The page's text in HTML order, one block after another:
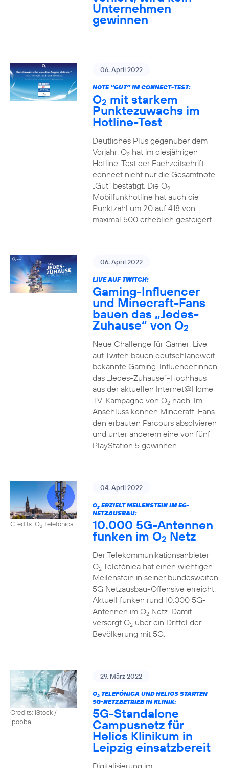
Unternehmen
gewinnen
06. April 2022
NOTE “GUT” IM CONNECT-TEST:
O2 mit starkem
Punktezuwachs im
Hotline-Test
Deutliches Plus gegenüber dem
Vorjahr: O2hat im diesjährigen
Hotline-Test der Fachzeitschrift
connect nicht nur die Gesamtnote
„Gut“ bestätigt. Die O2
Mobilfunkhotline hat auch die
Punktzahl um 20 auf 418 von
maximal 500 erheblich gesteigert.
06. April 2022
LIVE AUF TWITCH:
Gaming-Influencer
und Minecraft-Fans
bauen das „Jedes-
Zuhause“ von O2
Neue Challenge für Gamer: Live
auf Twitch bauen deutschlandweit
bekannte Gaming-Influencer:innen
das „Jedes-Zuhause“-Hochhaus
aus der aktuellen Internet@Home
TV-Kampagne von O2nach. Im
Anschluss können Minecraft-Fans
den erbauten Parcours absolvieren
und unter anderem eine von fünf
PlayStation 5 gewinnen.
Credits: O2Telefónica
04. April 2022
O2ERZIELT MEILENSTEIN IM 5G-
NETZAUSBAU:
10.000 5G-Antennen
funken im O2 Netz
Der Telekommunikationsanbieter
O2Telefónica hat einen wichtigen
Meilenstein in seiner bundesweiten
5G Netzausbau-Offensive erreicht:
Aktuell funken rund 10.000 5G-
Antennen im O2Netz. Damit
versorgt O2über ein Drittel der
Bevölkerung mit 5G.
Credits: iStock /
ipopba
29. März 2022
O2TELEFÓNICA UND HELIOS STARTEN
5G-NETZBETRIEB IN KLINIK:
5G-Standalone
Campusnetz für
Helios Klinikum in
Leipzig einsatzbereit
Digitalisierung im